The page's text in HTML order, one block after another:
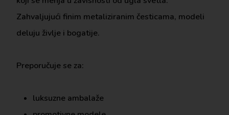
Zahvaljujući finim metaliziranim česticama, modeli
deluju življe i bogatije.
Preporučuje se za:
luksuzne ambalaže